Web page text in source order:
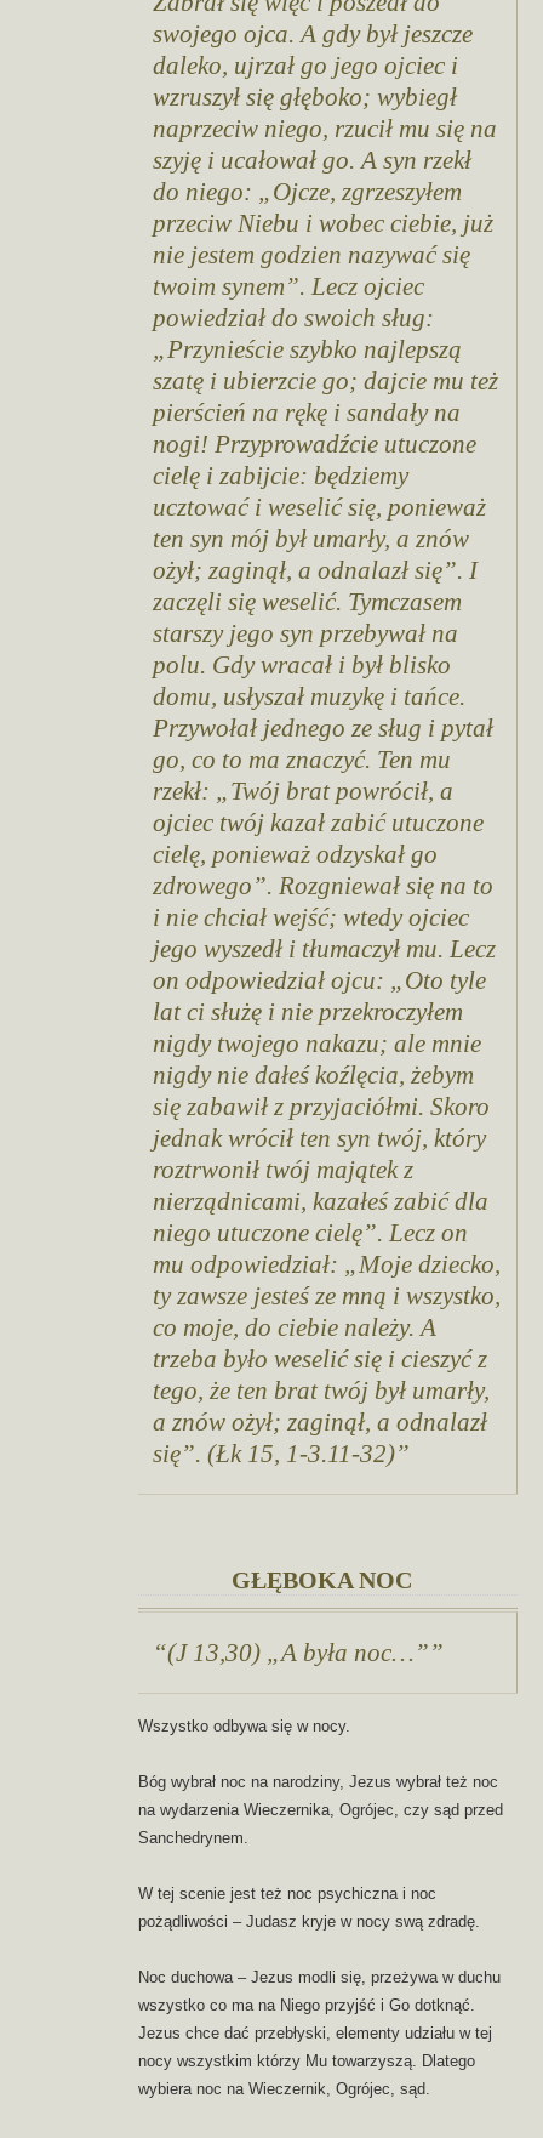
swojego ojca. A gdy był jeszcze
daleko, ujrzał go jego ojciec i
wzruszył się głęboko; wybiegł
naprzeciw niego, rzucił mu się na
szyję i ucałował go. A syn rzekł
do niego: „Ojcze, zgrzeszyłem
przeciw Niebu i wobec ciebie, już
nie jestem godzien nazywać się
twoim synem”. Lecz ojciec
powiedział do swoich sług:
„Przynieście szybko najlepszą
szatę i ubierzcie go; dajcie mu też
pierścień na rękę i sandały na
nogi! Przyprowadźcie utuczone
cielę i zabijcie: będziemy
ucztować i weselić się, ponieważ
ten syn mój był umarły, a znów
ożył; zaginął, a odnalazł się”. I
zaczęli się weselić. Tymczasem
starszy jego syn przebywał na
polu. Gdy wracał i był blisko
domu, usłyszał muzykę i tańce.
Przywołał jednego ze sług i pytał
go, co to ma znaczyć. Ten mu
rzekł: „Twój brat powrócił, a
ojciec twój kazał zabić utuczone
cielę, ponieważ odzyskał go
zdrowego”. Rozgniewał się na to
i nie chciał wejść; wtedy ojciec
jego wyszedł i tłumaczył mu. Lecz
on odpowiedział ojcu: „Oto tyle
lat ci służę i nie przekroczyłem
nigdy twojego nakazu; ale mnie
nigdy nie dałeś koźlęcia, żebym
się zabawił z przyjaciółmi. Skoro
jednak wrócił ten syn twój, który
roztrwonił twój majątek z
nierządnicami, kazałeś zabić dla
niego utuczone cielę”. Lecz on
mu odpowiedział: „Moje dziecko,
ty zawsze jesteś ze mną i wszystko,
co moje, do ciebie należy. A
trzeba było weselić się i cieszyć z
tego, że ten brat twój był umarły,
a znów ożył; zaginął, a odnalazł
się”. (Łk 15, 1-3.11-32)
GŁĘBOKA NOC
(J 13,30) „A była noc…”
Wszystko odbywa się w nocy.
Bóg wybrał noc na narodziny, Jezus wybrał też noc
na wydarzenia Wieczernika, Ogrójec, czy sąd przed
Sanchedrynem.
W tej scenie jest też noc psychiczna i noc
pożądliwości – Judasz kryje w nocy swą zdradę.
Noc duchowa – Jezus modli się, przeżywa w duchu
wszystko co ma na Niego przyjść i Go dotknąć.
Jezus chce dać przebłyski, elementy udziału w tej
nocy wszystkim którzy Mu towarzyszą. Dlatego
wybiera noc na Wieczernik, Ogrójec, sąd.